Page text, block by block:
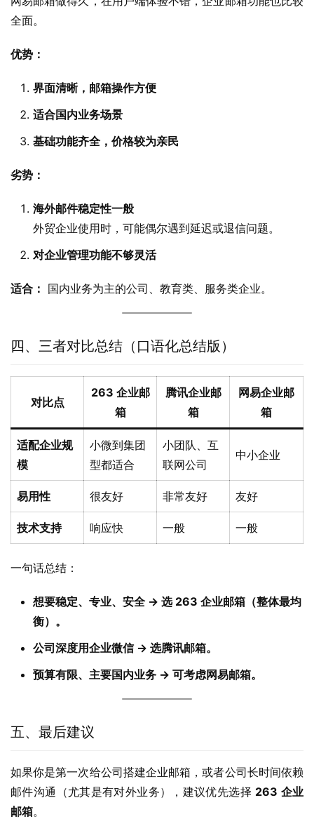
全面。
优势：
界面清晰，邮箱操作方便
适合国内业务场景
基础功能齐全，价格较为亲民
劣势：
海外邮件稳定性一般
外贸企业使用时，可能偶尔遇到延迟或退信问题。
对企业管理功能不够灵活
适合： 国内业务为主的公司、教育类、服务类企业。
四、三者对比总结（口语化总结版）
对比点
263 企业邮
箱
腾讯企业邮
箱
网易企业邮
箱
适配企业规
模
小微到集团
型都适合
小团队、互
联网公司
中小企业
易用性 很友好 非常友好 友好
技术支持 响应快 一般 一般
一句话总结：
想要稳定、专业、安全 → 选 263 企业邮箱（整体最均
衡）。
公司深度用企业微信 → 选腾讯邮箱。
预算有限、主要国内业务 → 可考虑网易邮箱。
五、最后建议
如果你是第一次给公司搭建企业邮箱，或者公司长时间依赖
邮件沟通（尤其是有对外业务），建议优先选择 263 企业
邮箱。